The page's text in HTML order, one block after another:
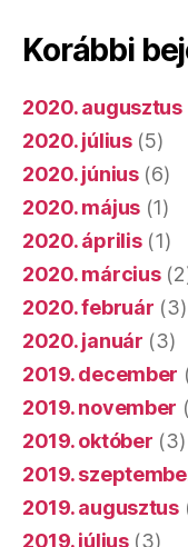
Korábbi
2020. augusztus
2020. július(5)
2020. június(6)
2020. május (1)
2020. április(1)
2020. március
2020. február (3)
2020. január (3)
2019. december
2019. november
2019. október (3)
2019.
2019. augusztus
2019. július(3)